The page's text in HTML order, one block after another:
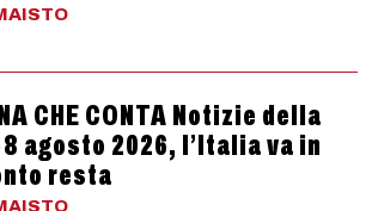
CHE CONTA Notizie della
agosto 2026, l’Italia va in
resta